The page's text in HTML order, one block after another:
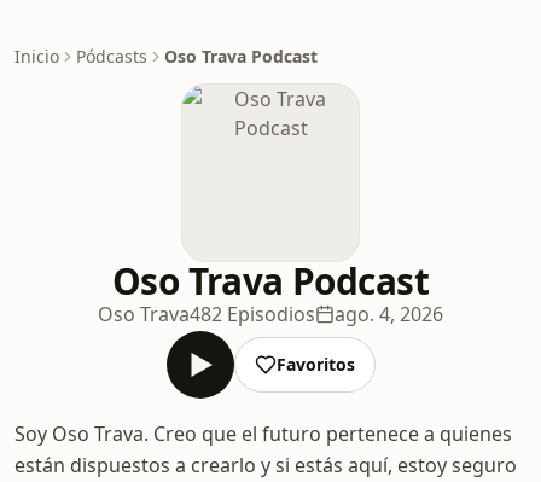
Inicio Pódcasts Oso Trava Podcast
Oso Trava Podcast
Oso Trava482 Episodios ago. 4, 2026
Favoritos
Soy Oso Trava. Creo que el futuro pertenece a quienes
están dispuestos a crearlo y si estás aquí, estoy seguro